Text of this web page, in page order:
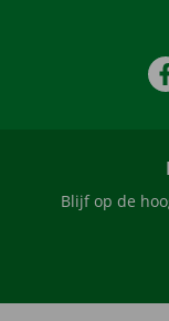
Blijf op de